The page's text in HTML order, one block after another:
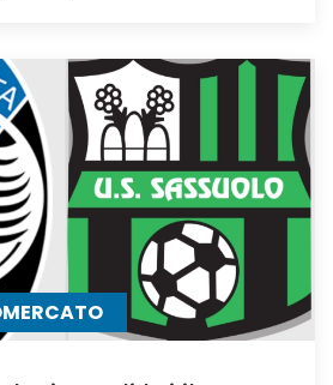
tra
seguiti
anche
Hojbjerg